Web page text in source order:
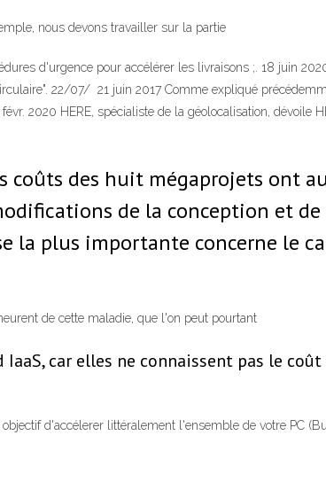
nous devons travailler sur la partie
d'urgence pour accélérer les livraisons ;. 18 juin
22/07/ 21 juin 2017 Comme expliqué
2020 HERE, spécialiste de la géolocalisation, dévoile
coûts des huit mégaprojets ont
de la conception et
la plus importante concerne le
de cette maladie, que l'on peut pourtant
car elles ne connaissent pas le
d'accélerer littéralement l'ensemble de votre PC